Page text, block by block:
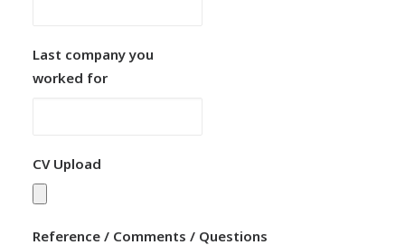
Last company you
worked for
CV Upload
Reference / Comments / Questions